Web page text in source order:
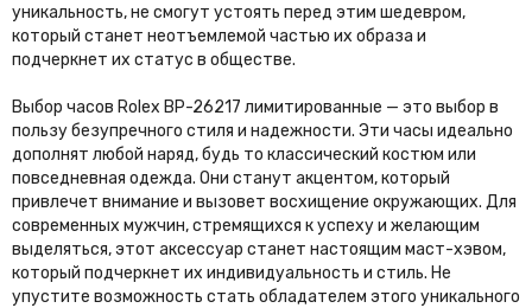
уникальность, не смогут устоять перед этим шедевром,
который станет неотъемлемой частью их образа и
подчеркнет их статус в обществе.
Выбор часов Rolex BP-26217 лимитированные — это выбор в
пользу безупречного стиля и надежности. Эти часы идеально
дополнят любой наряд, будь то классический костюм или
повседневная одежда. Они станут акцентом, который
привлечет внимание и вызовет восхищение окружающих. Для
современных мужчин, стремящихся к успеху и желающим
выделяться, этот аксессуар станет настоящим маст-хэвом,
который подчеркнет их индивидуальность и стиль. Не
упустите возможность стать обладателем этого уникального